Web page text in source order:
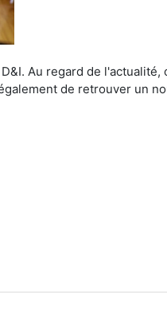
Au regard de l'actualité,
de retrouver un